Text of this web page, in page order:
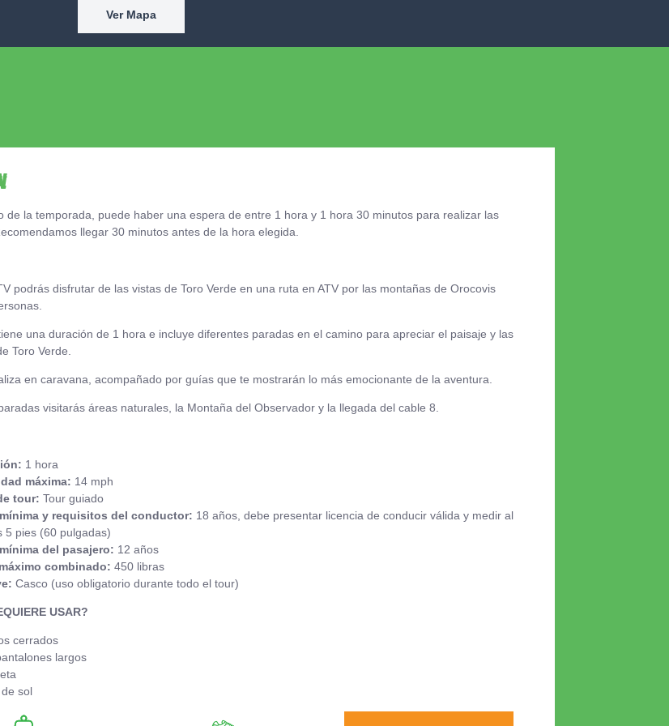
Ver Mapa
de la temporada, puede haber una espera de entre 1 hora y 1 hora 30 minutos para realizar las
llegar 30 minutos antes de la hora elegida.
podrás disfrutar de las vistas de Toro Verde en una ruta en ATV por las montañas de Orocovis
una duración de 1 hora e incluye diferentes paradas en el camino para apreciar el paisaje y las
Toro Verde.
en caravana, acompañado por guías que te mostrarán lo más emocionante de la aventura.
visitarás áreas naturales, la Montaña del Observador y la llegada del cable 8.
1 hora
máxima: 14 mph
tour: Tour guiado
y requisitos del conductor: 18 años, debe presentar licencia de conducir válida y medir al
5 pies (60 pulgadas)
del pasajero: 12 años
combinado: 450 libras
Casco (uso obligatorio durante todo el tour)
USAR?
cerrados
largos
sol